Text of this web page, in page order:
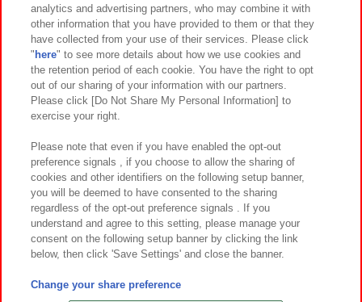
関連会社 サステナビリティ サイトポリシー
プライバシーポリシー ウェブアクセシビリティ方針と検証結果
お取引先さまとともに
カスタマーハラスメント対応方針 よくあるご質問・お問い合わせ
©Bandai Namco Amusement Inc.
©Bandai Namco Amusement Lab Inc.
analytics and advertising partners, who may combine it with
other information that you have provided to them or that they
have collected from your use of their services. Please click
" here" to see more details about how we use cookies and
the retention period of each cookie. You have the right to opt
out of our sharing of your information with our partners.
Please click [Do Not Share My Personal Information] to
exercise your right.
Please note that even if you have enabled the opt-out
preference signals , if you choose to allow the sharing of
cookies and other identifiers on the following setup banner,
you will be deemed to have consented to the sharing
regardless of the opt-out preference signals . If you
understand and agree to this setting, please manage your
consent on the following setup banner by clicking the link
below, then click 'Save Settings' and close the banner.
Change your share preference